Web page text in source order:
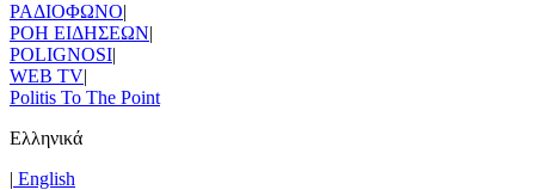
ΡΑΔΙΟΦΩΝΟ|
ΡΟΗ ΕΙΔΗΣΕΩΝ|
POLIGNOSI|
WEB TV|
Politis To The Point
Ελληνικά
| Εnglish